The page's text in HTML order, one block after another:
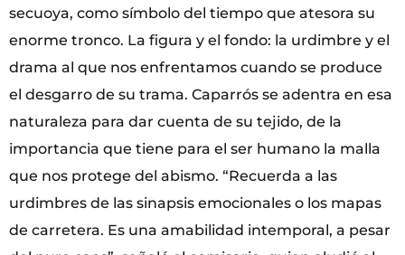
secuoya, como símbolo del tiempo que atesora su
enorme tronco. La figura y el fondo: la urdimbre y el
drama al que nos enfrentamos cuando se produce
el desgarro de su trama. Caparrós se adentra en esa
naturaleza para dar cuenta de su tejido, de la
importancia que tiene para el ser humano la malla
que nos protege del abismo. “Recuerda a las
urdimbres de las sinapsis emocionales o los mapas
de carretera. Es una amabilidad intemporal, a pesar